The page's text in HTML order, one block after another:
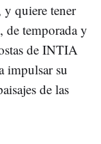
y quiere tener
de temporada y
de INTIA
impulsar su
de las